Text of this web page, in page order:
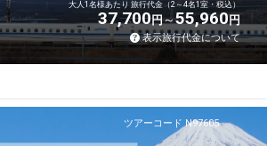
大人1名様あたり 旅行代金（2～4名1室・税込）
37,700円 55,960円
表示旅行代金について
ツアーコード N97605